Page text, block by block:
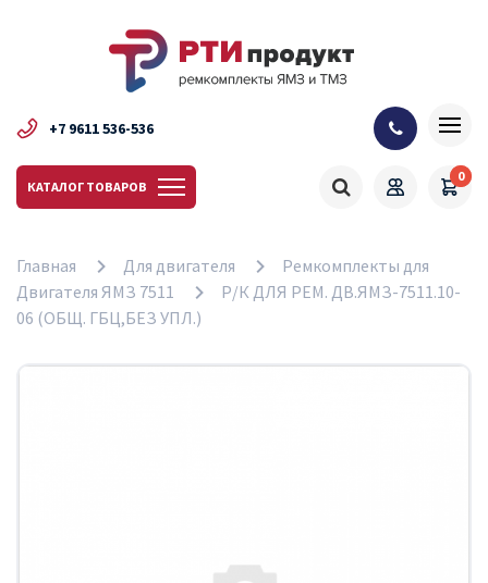
+7 9611 536-536
КАТАЛОГ ТОВАРОВ
0
Главная Для двигателя
Ремкомплекты для
Двигателя ЯМЗ 7511
Р/К ДЛЯ РЕМ. ДВ.ЯМЗ-7511.10-
06 (ОБЩ. ГБЦ,БЕЗ УПЛ.)